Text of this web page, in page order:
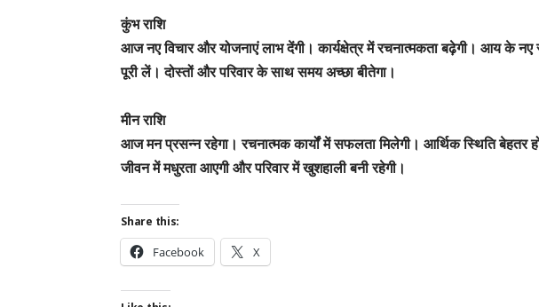
कुंभ राशि
आज नए विचार और योजनाएं लाभ देंगी। कार्यक्षेत्र में रचनात्मकता बढ़ेगी। आय के
पूरी लें। दोस्तों और परिवार के साथ समय अच्छा बीतेगा।
मीन राशि
आज मन प्रसन्न रहेगा। रचनात्मक कार्यों में सफलता मिलेगी। आर्थिक स्थिति बेहतर
जीवन में मधुरता आएगी और परिवार में खुशहाली बनी रहेगी।
Share this:
Facebook X